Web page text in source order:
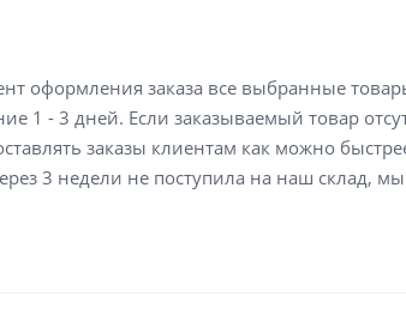
оформления заказа все выбранные
1 - 3 дней. Если заказываемый товар
заказы клиентам как можно
3 недели не поступила на наш склад,